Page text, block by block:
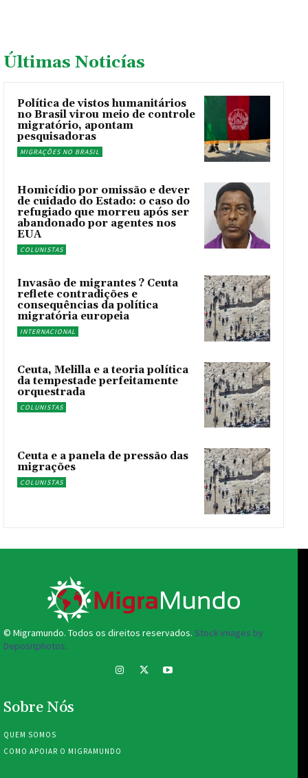
Últimas Noticías
Política de vistos humanitários
no Brasil virou meio de controle
migratório, apontam
pesquisadoras
MIGRAÇÕES NO BRASIL
Homicídio por omissão e dever
de cuidado do Estado: o caso do
refugiado que morreu após ser
abandonado por agentes nos
EUA
COLUNISTAS
Invasão de migrantes ? Ceuta
reflete contradições e
consequências da política
migratória europeia
INTERNACIONAL
Ceuta, Melilla e a teoria política
da tempestade perfeitamente
orquestrada
COLUNISTAS
Ceuta e a panela de pressão das
migrações
COLUNISTAS
© Migramundo. Todos os direitos reservados. Stock images by
Depositphotos.
Sobre Nós
QUEM SOMOS
COMO APOIAR O MIGRAMUNDO